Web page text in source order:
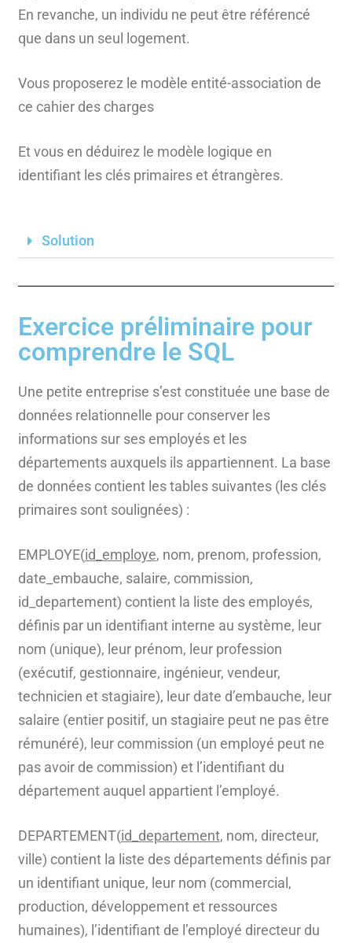
En revanche, un individu ne peut être référencé
que dans un seul logement.
Vous proposerez le modèle entité-association de
ce cahier des charges
Et vous en déduirez le modèle logique en
identifiant les clés primaires et étrangères.
Solution
Exercice préliminaire pour
comprendre le SQL
Une petite entreprise s’est constituée une base de
données relationnelle pour conserver les
informations sur ses employés et les
départements auxquels ils appartiennent. La base
de données contient les tables suivantes (les clés
primaires sont soulignées) :
EMPLOYE(id_employe, nom, prenom, profession,
date_embauche, salaire, commission,
id_departement) contient la liste des employés,
définis par un identifiant interne au système, leur
nom (unique), leur prénom, leur profession
(exécutif, gestionnaire, ingénieur, vendeur,
technicien et stagiaire), leur date d’embauche, leur
salaire (entier positif, un stagiaire peut ne pas être
rémunéré), leur commission (un employé peut ne
pas avoir de commission) et l’identifiant du
département auquel appartient l’employé.
DEPARTEMENT(id_departement, nom, directeur,
ville) contient la liste des départements définis par
un identifiant unique, leur nom (commercial,
production, développement et ressources
humaines), l’identifiant de l’employé directeur du